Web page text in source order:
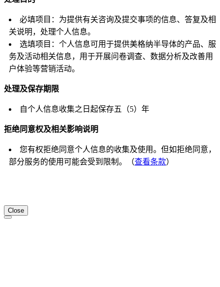
必填项目：为提供有关咨询及提交事项的信息、答复及相
关说明，处理个人信息。
选填项目：个人信息可用于提供美格纳半导体的产品、服
务及活动相关信息，用于开展问卷调查、数据分析及改善用
户体验等营销活动。
处理及保存期限
自个人信息收集之日起保存五（5）年
拒绝同意权及相关影响说明
您有权拒绝同意个人信息的收集及使用。但如拒绝同意，
部分服务的使用可能会受到限制。（查看条款）
Close